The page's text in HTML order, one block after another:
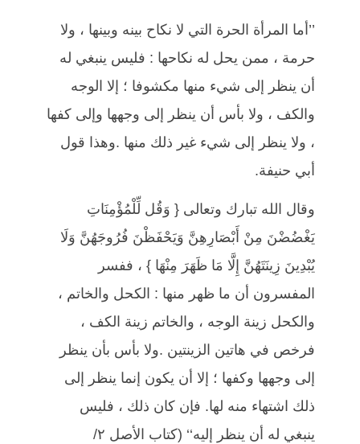
’’أما المرأة الحرة التي لا نكاح بينه وبينها ، ولا
حرمة ، ممن يحل له نكاحها : فليس ينبغي له
أن ينظر إلى شيء منها مكشوفا ؛ إلا الوجه
والكف ، ولا بأس أن ينظر إلى وجهها وإلى كفها
، ولا ينظر إلى شيء غير ذلك منها .وهذا قول
أبي حنيفة.
وقال الله تبارك وتعالى { وَقُل لِّلْمُؤْمِنَاتِ
يَغْضُضْنَ مِنْ أَبْصَارِهِنَّ وَيَحْفَظْنَ فُرُوجَهُنَّ وَلَا
يُبْدِينَ زِينَتَهُنَّ إِلَّا مَا ظَهَرَ مِنْهَا } ، ففسر
المفسرون أن ما ظهر منها : الكحل والخاتم ،
والكحل زينة الوجه ، والخاتم زينة الكف ،
فرخص في هاتين الزينتين .ولا بأس بأن ينظر
إلى وجهها وكفها ؛ إلا أن يكون إنما ينظر إلى
ذلك اشتهاء منه لها. فإن كان ذلك ، فليس
ينبغي له أن ينظر إليه‘‘ (كتاب الأصل ٢/